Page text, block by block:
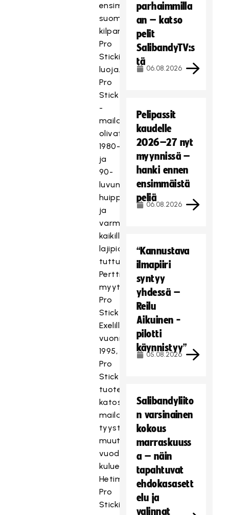
ensimmäisen
suomalaisen
kilpamailan
Pro
Stickin
luoja.
Pro
Stick
-
mailat
olivat
1980-
ja
90-
luvun
huippumailoja
ja
varmasti
kaikille
lajipioneereille
tuttuja.
Perttilän
myytyä
Pro
Stick
Exelille
vuonna
1995,
Pro
Stick
tuotemerkki
katosi
mailamarkkinoilta
tyystin
muutaman
vuoden
kuluessa.
Hetimiten
Pro
Stickin
parhaimmilla
an – katso
pelit
SalibandyTV:s
tä
06.08.2026
Pelipassit
kaudelle
2026–27 nyt
myynnissä –
hanki ennen
ensimmäistä
peliä
06.08.2026
“Kannustava
ilmapiiri
syntyy
yhdessä –
Reilu
Aikuinen -
pilotti
käynnistyy”
05.08.2026
Salibandyliito
n varsinainen
kokous
marraskuuss
a – näin
tapahtuvat
ehdokasasett
elu ja
valinnat